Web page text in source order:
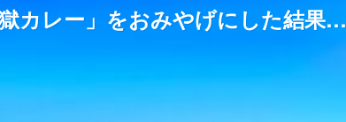
カレー」をおみやげにした結果…